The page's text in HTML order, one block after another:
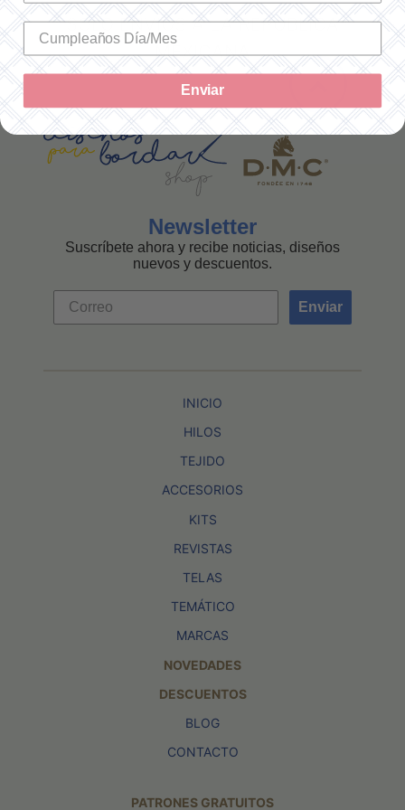
SOLO ENVÍOS A LA REPÚBLICA
MEXICANA
Newsletter
Suscríbete ahora y recibe noticias, diseños
nuevos y descuentos.
Enviar
INICIO
HILOS
TEJIDO
ACCESORIOS
KITS
REVISTAS
TELAS
TEMÁTICO
MARCAS
NOVEDADES
DESCUENTOS
BLOG
CONTACTO
PATRONES GRATUITOS
Enviar